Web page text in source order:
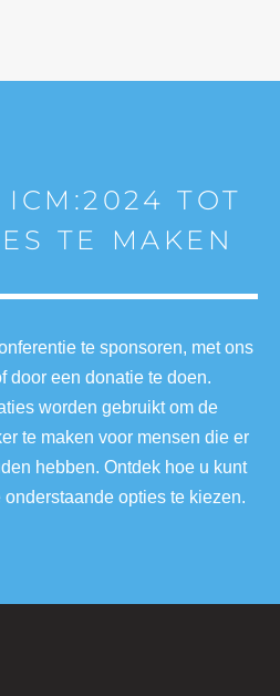
TOT
TE MAKEN
te sponsoren, met ons
door een donatie te doen.
worden gebruikt om de
te maken voor mensen die er
hebben. Ontdek hoe u kunt
opties te kiezen.